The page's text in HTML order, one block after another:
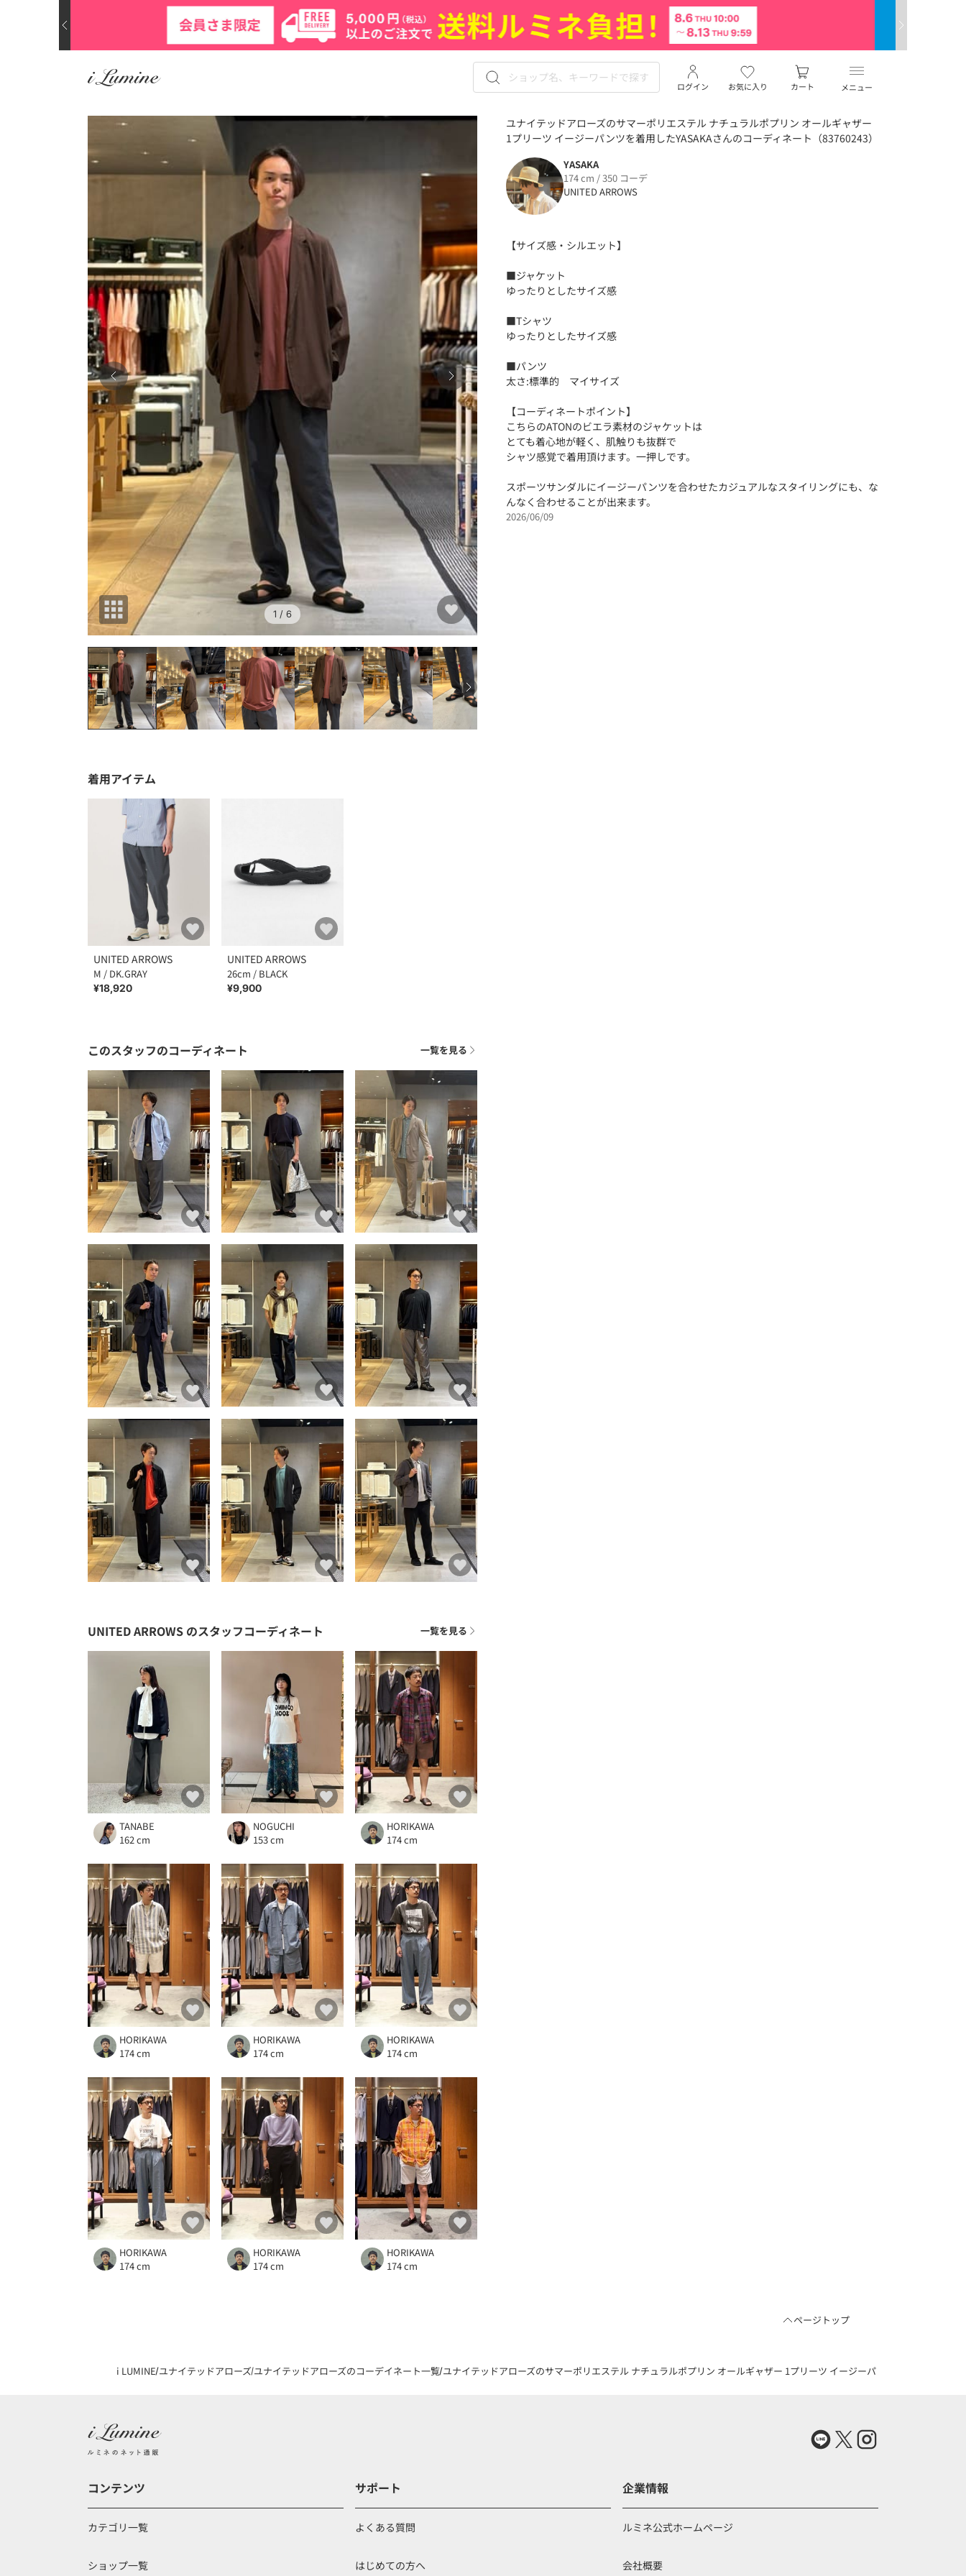
メニュー
お気に入り
ログイン カート
1 / 6
ユナイテッドアローズのサマーポリエステル ナチュラルポプリン オールギャザー
1プリーツ イージーパンツを着用したYASAKAさんのコーディネート（83760243）
YASAKA
174 cm / 350 コーデ
UNITED ARROWS
【サイズ感・シルエット】
■ジャケット
ゆったりとしたサイズ感
■Tシャツ
ゆったりとしたサイズ感
■パンツ
太さ:標準的 マイサイズ
【コーディネートポイント】
こちらのATONのビエラ素材のジャケットは
とても着心地が軽く、肌触りも抜群で
シャツ感覚で着用頂けます。一押しです。
スポーツサンダルにイージーパンツを合わせたカジュアルなスタイリングにも、な
んなく合わせることが出来ます。
2026/06/09
着用アイテム
UNITED ARROWS
M / DK.GRAY
¥18,920
UNITED ARROWS
26cm / BLACK
¥9,900
このスタッフのコーディネート 一覧を見る
UNITED ARROWS のスタッフコーディネート 一覧を見る
TANABE
162 cm
NOGUCHI
153 cm
HORIKAWA
174 cm
HORIKAWA
174 cm
HORIKAWA
174 cm
HORIKAWA
174 cm
HORIKAWA
174 cm
HORIKAWA
174 cm
HORIKAWA
174 cm
ページトップ
i LUMINE ユナイテッドアローズ ユナイテッドアローズのコーデイネート一覧ユナイテッドアローズのサマーポリエステル ナチュラルポプリン オールギャザー 1プリーツ イージーパンツを着用した
コンテンツ
カテゴリ一覧
ショップ一覧
サポート
よくある質問
はじめての方へ
企業情報
ルミネ公式ホームページ
会社概要